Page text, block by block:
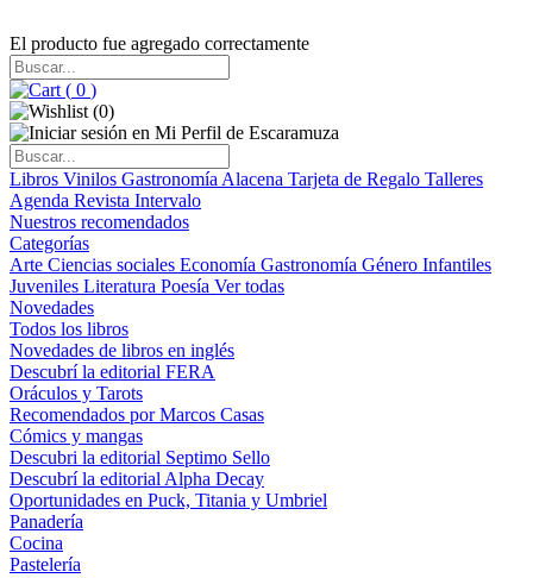
El producto fue agregado correctamente
( 0 )
(0)
Libros Vinilos Gastronomía Alacena Tarjeta de Regalo Talleres
Agenda Revista Intervalo
Nuestros recomendados
Categorías
Arte Ciencias sociales Economía Gastronomía Género Infantiles
Juveniles Literatura Poesía Ver todas
Novedades
Todos los libros
Novedades de libros en inglés
Descubrí la editorial FERA
Oráculos y Tarots
Recomendados por Marcos Casas
Cómics y mangas
Descubri la editorial Septimo Sello
Descubrí la editorial Alpha Decay
Oportunidades en Puck, Titania y Umbriel
Panadería
Cocina
Pastelería